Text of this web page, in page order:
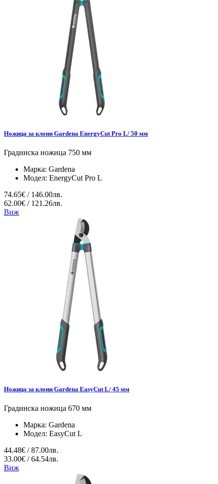
Ножица за клони Gardena EnergyCut Pro L/ 50 мм
Градинска ножица 750 мм
Марка: Gardena
Модел: EnergyCut Pro L
74.65€ / 146.00лв.
62.00€ / 121.26лв.
Виж
Ножица за клони Gardena EasyCut L/ 45 мм
Градинска ножица 670 мм
Марка: Gardena
Модел: EasyCut L
44.48€ / 87.00лв.
33.00€ / 64.54лв.
Виж